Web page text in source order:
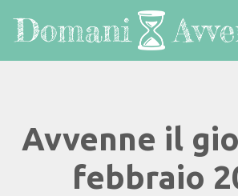
Avvenne il
febbraio